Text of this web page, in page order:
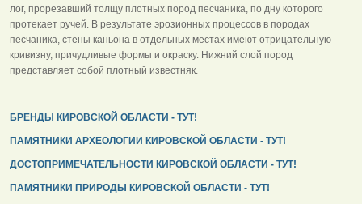
лог, прорезавший толщу плотных пород песчаника, по дну которого
протекает ручей. В результате эрозионных процессов в породах
песчаника, стены каньона в отдельных местах имеют отрицательную
кривизну, причудливые формы и окраску. Нижний слой пород
представляет собой плотный известняк.
БРЕНДЫ КИРОВСКОЙ ОБЛАСТИ - ТУТ!
ПАМЯТНИКИ АРХЕОЛОГИИ КИРОВСКОЙ ОБЛАСТИ - ТУТ!
ДОСТОПРИМЕЧАТЕЛЬНОСТИ КИРОВСКОЙ ОБЛАСТИ - ТУТ!
ПАМЯТНИКИ ПРИРОДЫ КИРОВСКОЙ ОБЛАСТИ - ТУТ!